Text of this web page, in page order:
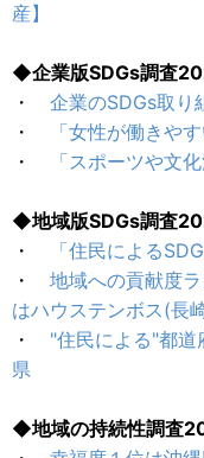
産】
◆企業版SDGs調査
・ 企業のSDGs取り
・
「女性が働きや
・
「スポーツや文
◆地域版SDGs調査
・
「住民による
・ 地域への貢献度
はハウステンボス(長
・ "住民による"都
県
◆地域の持続性調査